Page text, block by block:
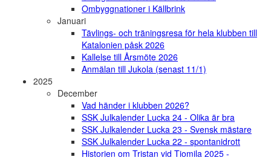
Ombyggnationer i Källbrink
Januari
Tävlings- och träningsresa för hela klubben till
Katalonien påsk 2026
Kallelse till Årsmöte 2026
Anmälan till Jukola (senast 11/1)
2025
December
Vad händer i klubben 2026?
SSK Julkalender Lucka 24 - Olika är bra
SSK Julkalender Lucka 23 - Svensk mästare
SSK Julkalender Lucka 22 - spontanidrott
Historien om Tristan vid Tiomila 2025 -